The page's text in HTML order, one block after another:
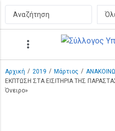
Αρχική / 2019 / Μάρτιος /
ΕΚΠΤΩΣΗ ΣΤΑ ΕΙΣΙΤΗΡΙΑ ΤΗΣ
Όνειρο»